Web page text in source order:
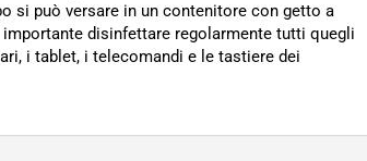
si può versare in un contenitore con getto a
disinfettare regolarmente tutti quegli
i tablet, i telecomandi e le tastiere dei